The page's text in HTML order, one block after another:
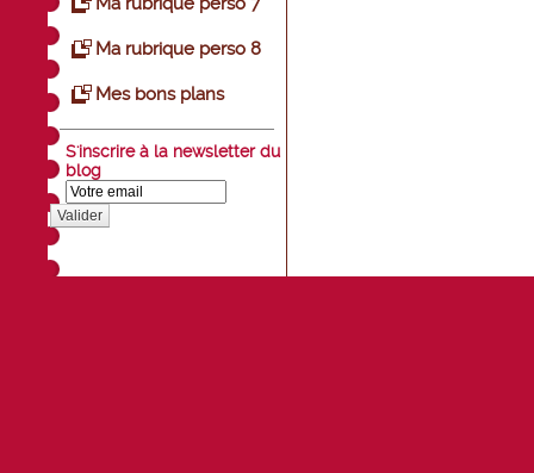
Ma rubrique perso 8
Mes bons plans
S'inscrire à la newsletter du
blog
Valider